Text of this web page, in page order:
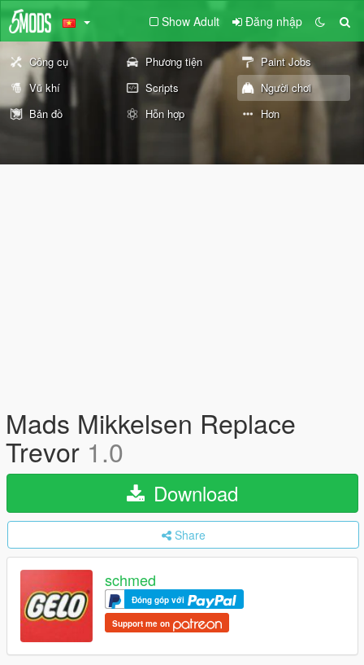
Show Adult Đăng nhập
Công cụ Phương tiện
Paint Jobs
Vũ khí
Scripts
Người chơi
Bản đồ
Hỗn hợp Hơn
Mads Mikkelsen Replace
Trevor 1.0
Download
Share
schmed
Đóng góp với
Support me on